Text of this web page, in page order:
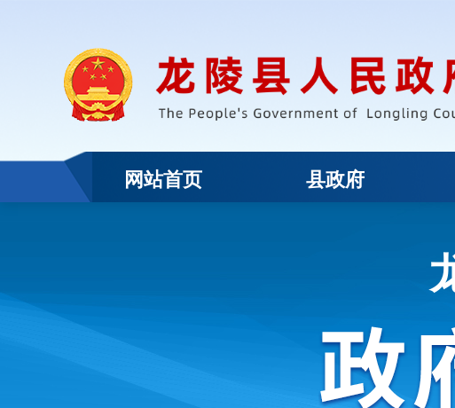
网站首页 县政府